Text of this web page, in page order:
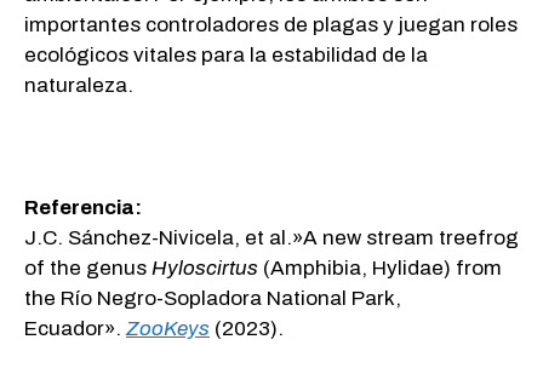
importantes controladores de plagas y juegan roles
ecológicos vitales para la estabilidad de la
naturaleza.
Referencia:
J.C. Sánchez-Nivicela, et al.»A new stream treefrog
of the genus Hyloscirtus (Amphibia, Hylidae) from
the Río Negro-Sopladora National Park,
Ecuador». ZooKeys (2023).